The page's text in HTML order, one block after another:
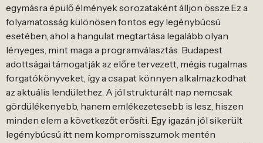
egymásra épülő élmények sorozataként álljon össze.Ez a
folyamatosság különösen fontos egy legénybúcsú
esetében, ahol a hangulat megtartása legalább olyan
lényeges, mint maga a programválasztás. Budapest
adottságai támogatják az előre tervezett, mégis rugalmas
forgatókönyveket, így a csapat könnyen alkalmazkodhat
az aktuális lendülethez. A jól strukturált nap nemcsak
gördülékenyebb, hanem emlékezetesebb is lesz, hiszen
minden elem a következőt erősíti. Egy igazán jól sikerült
legénybúcsú itt nem kompromisszumok mentén